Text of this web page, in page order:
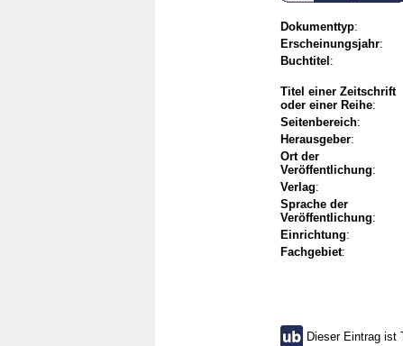
Dokumenttyp:
Erscheinungsjahr:
Buchtitel :
Titel einer Zeitschrift
oder einer Reihe:
Seitenbereich:
Herausgeber:
Ort der
Veröffentlichung:
Verlag:
Sprache der
Veröffentlichung:
Einrichtung:
Fachgebiet:
Dieser Eintrag ist